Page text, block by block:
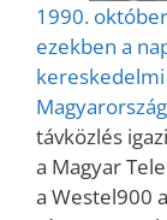
1990.
ezekben a
távközlés
a Magyar
a Westel900